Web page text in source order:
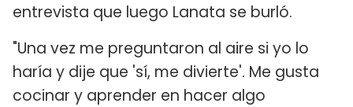
entrevista que luego Lanata se burló.
"Una vez me preguntaron al aire si yo lo
haría y dije que 'sí, me divierte'. Me gusta
cocinar y aprender en hacer algo